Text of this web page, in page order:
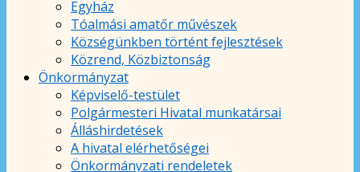
Egyház
Tóalmási amatőr művészek
Községünkben történt fejlesztések
Közrend, Közbiztonság
Önkormányzat
Képviselő-testület
Polgármesteri Hivatal munkatársai
Álláshirdetések
A hivatal elérhetőségei
Önkormányzati rendeletek